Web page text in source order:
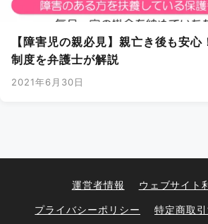
【障害児の親必見】親亡き後も安
制度を弁護士が解説
2021年6月30日
運営者情報 ウェブサイト
プライバシーポリシー 特定商取